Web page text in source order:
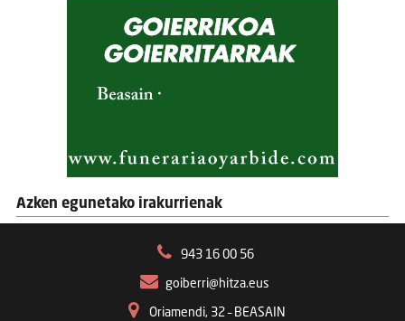
Azken egunetako irakurrienak
943 16 00 56
goiberri@hitza.eus
Oriamendi, 32 – BEASAIN